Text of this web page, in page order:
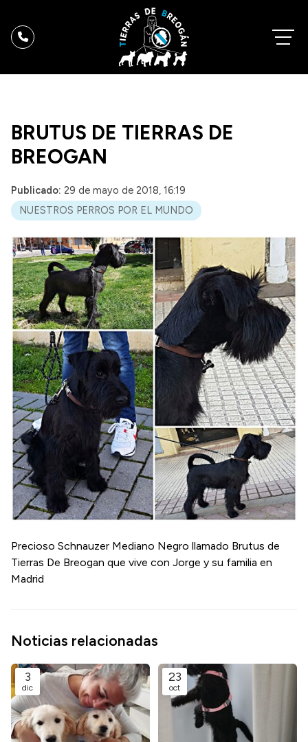
BRUTUS DE TIERRAS DE
BREOGAN
Publicado: 29 de mayo de 2018, 16:19
NUESTROS PERROS POR EL MUNDO
Precioso Schnauzer Mediano Negro llamado Brutus de
Tierras De Breogan que vive con Jorge y su familia en
Madrid
Noticias relacionadas
3
dic
23
oct